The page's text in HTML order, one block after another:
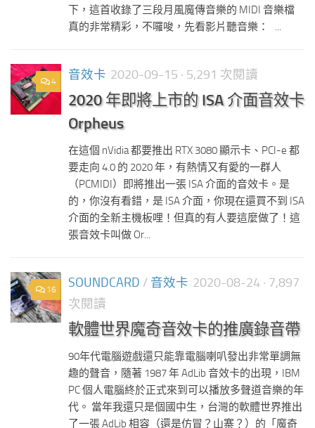
下，這首收錄了三段月風魔傳音樂的 MIDI 音樂檔
真的非常精彩，不囉唆，先看影片聽音樂： ...
4 音效卡 2020-09-15 · 5,291 次閱讀
2020 年即將上市的 ISA 介面音效卡
Orpheus
在這個 nVidia 都要推出 RTX 3080 顯示卡、PCI-e 都
要走向 4.0 的 2020 年，有熱情又有愛的一群人
（PCMIDI）即將推出一張 ISA 介面的音效卡。是
的，你沒有看錯，是 ISA 介面，你現在還買不到 ISA
介面的全新主機板哩！但真的有人要這麼做了！這
張音效卡叫做 Or...
16 SOUNDCARD / 音效卡 2020-08-24 · 7,897
次閱讀
軟體世界魔奇音效卡的推廣錄音帶
90年代電腦遊戲還只能靠電腦喇叭發出非常單調無
趣的聲音，隨著 1987 年 AdLib 音效卡的出現，IBM
PC 個人電腦終於正式來到可以播放多聲道音樂的年
代。 當年我還只是個國中生，台灣的軟體世界推出
了一張 AdLib 相容（還是仿冒？山寨？）的「魔奇